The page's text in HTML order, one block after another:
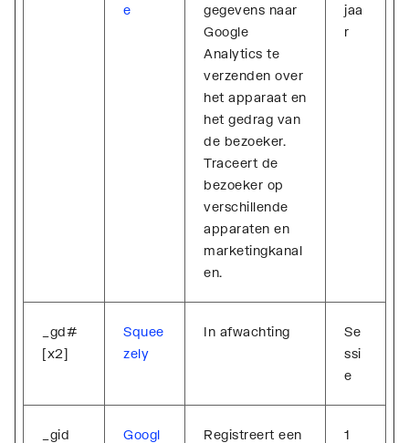
e
gegevens naar
Google
Analytics te
verzenden over
het apparaat en
het gedrag van
de bezoeker.
Traceert de
bezoeker op
verschillende
apparaten en
marketingkanal
en.
jaa
r
_gd#
[x2]
Squee
zely
In afwachting
Se
ssi
e
_gid
Googl
Registreert een
1